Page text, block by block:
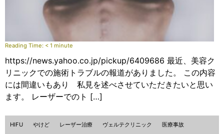
Reading Time: < 1 minute
https://news.yahoo.co.jp/pickup/6409686 最近、美容ク
リニックでの施術トラブルの報道がありました。 この内容
には間違いもあり 私見を述べさせていただきたいと思い
ます。 レーザーでのト […]
HIFU やけど レーザー治療 ヴェルテクリニック 医療事故